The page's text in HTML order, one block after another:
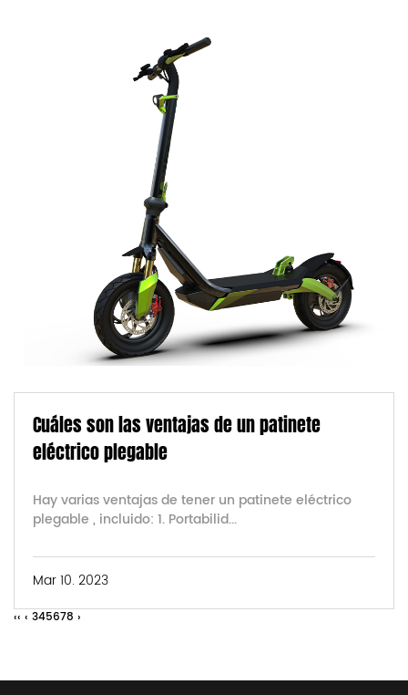
Cuáles son las ventajas de un patinete
eléctrico plegable
Hay varias ventajas de tener un patinete eléctrico
plegable , incluido: 1. Portabilid...
Mar 10. 2023
‹‹ ‹ 345678 ›